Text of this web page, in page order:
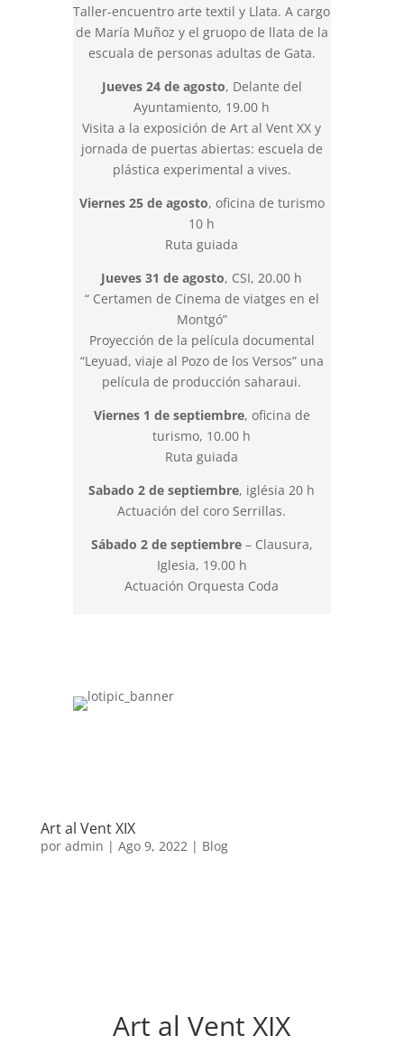
Taller-encuentro arte textil y Llata. A cargo
de María Muñoz y el gruopo de llata de la
escuala de personas adultas de Gata.
Jueves 24 de agosto, Delante del
Ayuntamiento, 19.00 h
Visita a la exposición de Art al Vent XX y
jornada de puertas abiertas: escuela de
plástica experimental a vives.
Viernes 25 de agosto, oficina de turismo
10 h
Ruta guiada
Jueves 31 de agosto, CSI, 20.00 h
“ Certamen de Cinema de viatges en el
Montgó”
Proyección de la película documental
“Leyuad, viaje al Pozo de los Versos” una
película de producción saharaui.
Viernes 1 de septiembre, oficina de
turismo, 10.00 h
Ruta guiada
Sabado 2 de septiembre, iglésia 20 h
Actuación del coro Serrillas.
Sábado 2 de septiembre– Clausura,
Iglesia, 19.00 h
Actuación Orquesta Coda
Art al Vent XIX
por admin | Ago 9, 2022 | Blog
Art al Vent XIX